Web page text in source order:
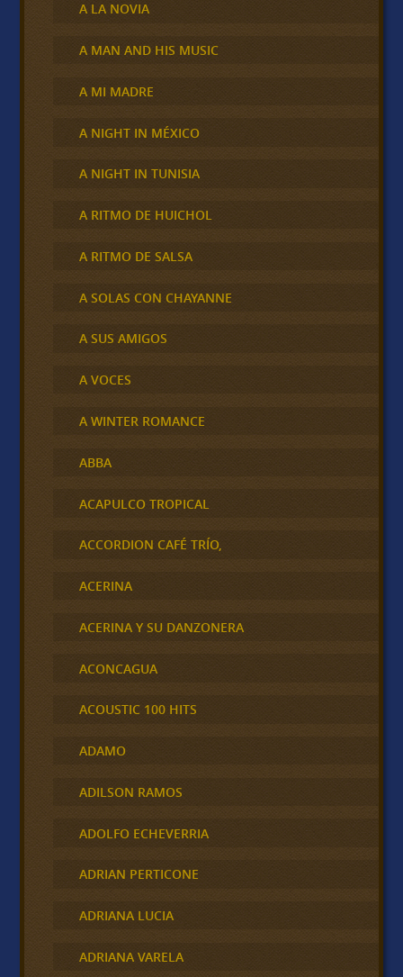
A LA NOVIA
A MAN AND HIS MUSIC
A MI MADRE
A NIGHT IN MÉXICO
A NIGHT IN TUNISIA
A RITMO DE HUICHOL
A RITMO DE SALSA
A SOLAS CON CHAYANNE
A SUS AMIGOS
A VOCES
A WINTER ROMANCE
ABBA
ACAPULCO TROPICAL
ACCORDION CAFÉ TRÍO,
ACERINA
ACERINA Y SU DANZONERA
ACONCAGUA
ACOUSTIC 100 HITS
ADAMO
ADILSON RAMOS
ADOLFO ECHEVERRIA
ADRIAN PERTICONE
ADRIANA LUCIA
ADRIANA VARELA